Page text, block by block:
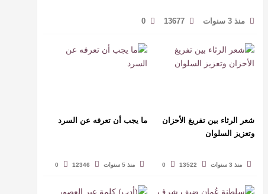
منذ 3 سنوات 13677
0
شعر الرثاء بين تفريغ الأحزان
وتعزيز السلوان
منذ 3 سنوات 13522
0
ما يجب أن تعرفه عن السرد
منذ 5 سنوات 12346
0